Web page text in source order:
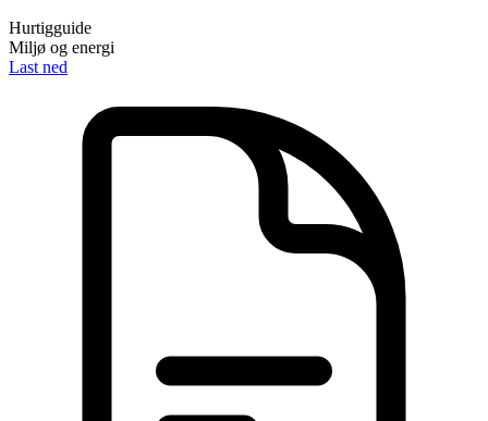
Hurtigguide
Miljø og energi
Last ned